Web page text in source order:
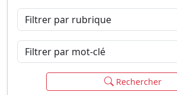
Filtrer par rubrique
Filtrer par mot-clé
Rechercher